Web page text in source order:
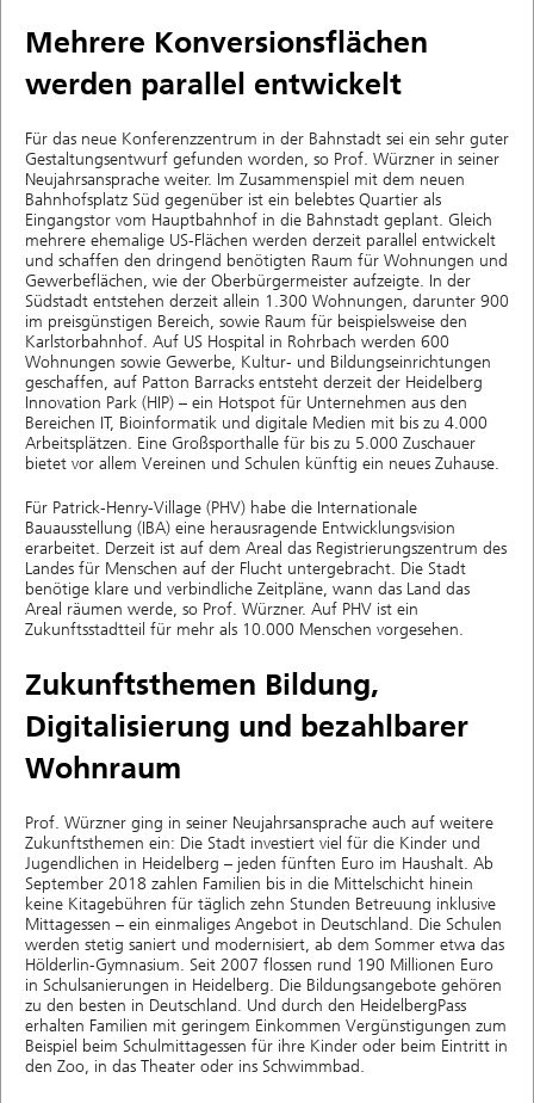
Mehrere Konversionsflächen
werden parallel entwickelt
Für das neue Konferenzzentrum in der Bahnstadt sei ein sehr guter
Gestaltungsentwurf gefunden worden, so Prof. Würzner in seiner
Neujahrsansprache weiter. Im Zusammenspiel mit dem neuen
Bahnhofsplatz Süd gegenüber ist ein belebtes Quartier als
Eingangstor vom Hauptbahnhof in die Bahnstadt geplant. Gleich
mehrere ehemalige US-Flächen werden derzeit parallel entwickelt
und schaffen den dringend benötigten Raum für Wohnungen und
Gewerbeflächen, wie der Oberbürgermeister aufzeigte. In der
Südstadt entstehen derzeit allein 1.300 Wohnungen, darunter 900
im preisgünstigen Bereich, sowie Raum für beispielsweise den
Karlstorbahnhof. Auf US Hospital in Rohrbach werden 600
Wohnungen sowie Gewerbe, Kultur- und Bildungseinrichtungen
geschaffen, auf Patton Barracks entsteht derzeit der Heidelberg
Innovation Park (HIP) – ein Hotspot für Unternehmen aus den
Bereichen IT, Bioinformatik und digitale Medien mit bis zu 4.000
Arbeitsplätzen. Eine Großsporthalle für bis zu 5.000 Zuschauer
bietet vor allem Vereinen und Schulen künftig ein neues Zuhause.
Für Patrick-Henry-Village (PHV) habe die Internationale
Bauausstellung (IBA) eine herausragende Entwicklungsvision
erarbeitet. Derzeit ist auf dem Areal das Registrierungszentrum des
Landes für Menschen auf der Flucht untergebracht. Die Stadt
benötige klare und verbindliche Zeitpläne, wann das Land das
Areal räumen werde, so Prof. Würzner. Auf PHV ist ein
Zukunftsstadtteil für mehr als 10.000 Menschen vorgesehen.
Zukunftsthemen Bildung,
Digitalisierung und bezahlbarer
Wohnraum
Prof. Würzner ging in seiner Neujahrsansprache auch auf weitere
Zukunftsthemen ein: Die Stadt investiert viel für die Kinder und
Jugendlichen in Heidelberg – jeden fünften Euro im Haushalt. Ab
September 2018 zahlen Familien bis in die Mittelschicht hinein
keine Kitagebühren für täglich zehn Stunden Betreuung inklusive
Mittagessen – ein einmaliges Angebot in Deutschland. Die Schulen
werden stetig saniert und modernisiert, ab dem Sommer etwa das
Hölderlin-Gymnasium. Seit 2007 flossen rund 190 Millionen Euro
in Schulsanierungen in Heidelberg. Die Bildungsangebote gehören
zu den besten in Deutschland. Und durch den HeidelbergPass
erhalten Familien mit geringem Einkommen Vergünstigungen zum
Beispiel beim Schulmittagessen für ihre Kinder oder beim Eintritt in
den Zoo, in das Theater oder ins Schwimmbad.